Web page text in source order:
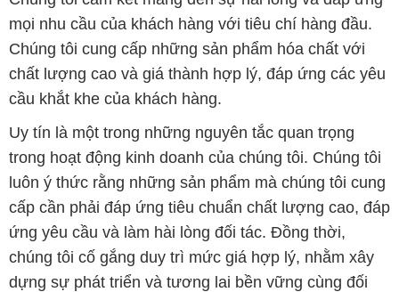
Uy tín là một trong những nguyên tắc quan trọng
trong hoạt động kinh doanh của chúng tôi. Chúng tôi
luôn ý thức rằng những sản phẩm mà chúng tôi cung
cấp cần phải đáp ứng tiêu chuẩn chất lượng cao, đáp
ứng yêu cầu và làm hài lòng đối tác. Đồng thời,
chúng tôi cố gắng duy trì mức giá hợp lý, nhằm xây
dựng sự phát triển và tương lai bền vững cùng đối
tác trên con đường phát triển.
Công ty Hóa Chất Đắc Trường Phát có khả năng đáp
ứng đa dạng các nhu cầu về hóa chất, phục vụ cho
tất cả các ngành nghề và lĩnh vực sản xuất tại TP. Hồ